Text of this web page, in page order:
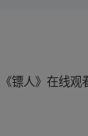
镖人》在线观